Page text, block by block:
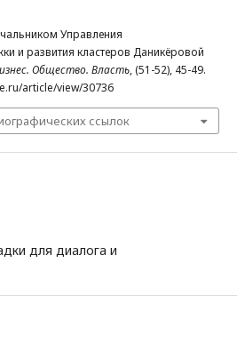
Управления
и развития кластеров Даникёровой
Общество. Власть, (51-52), 45-49.
article/view/30736
ссылок
для диалога и